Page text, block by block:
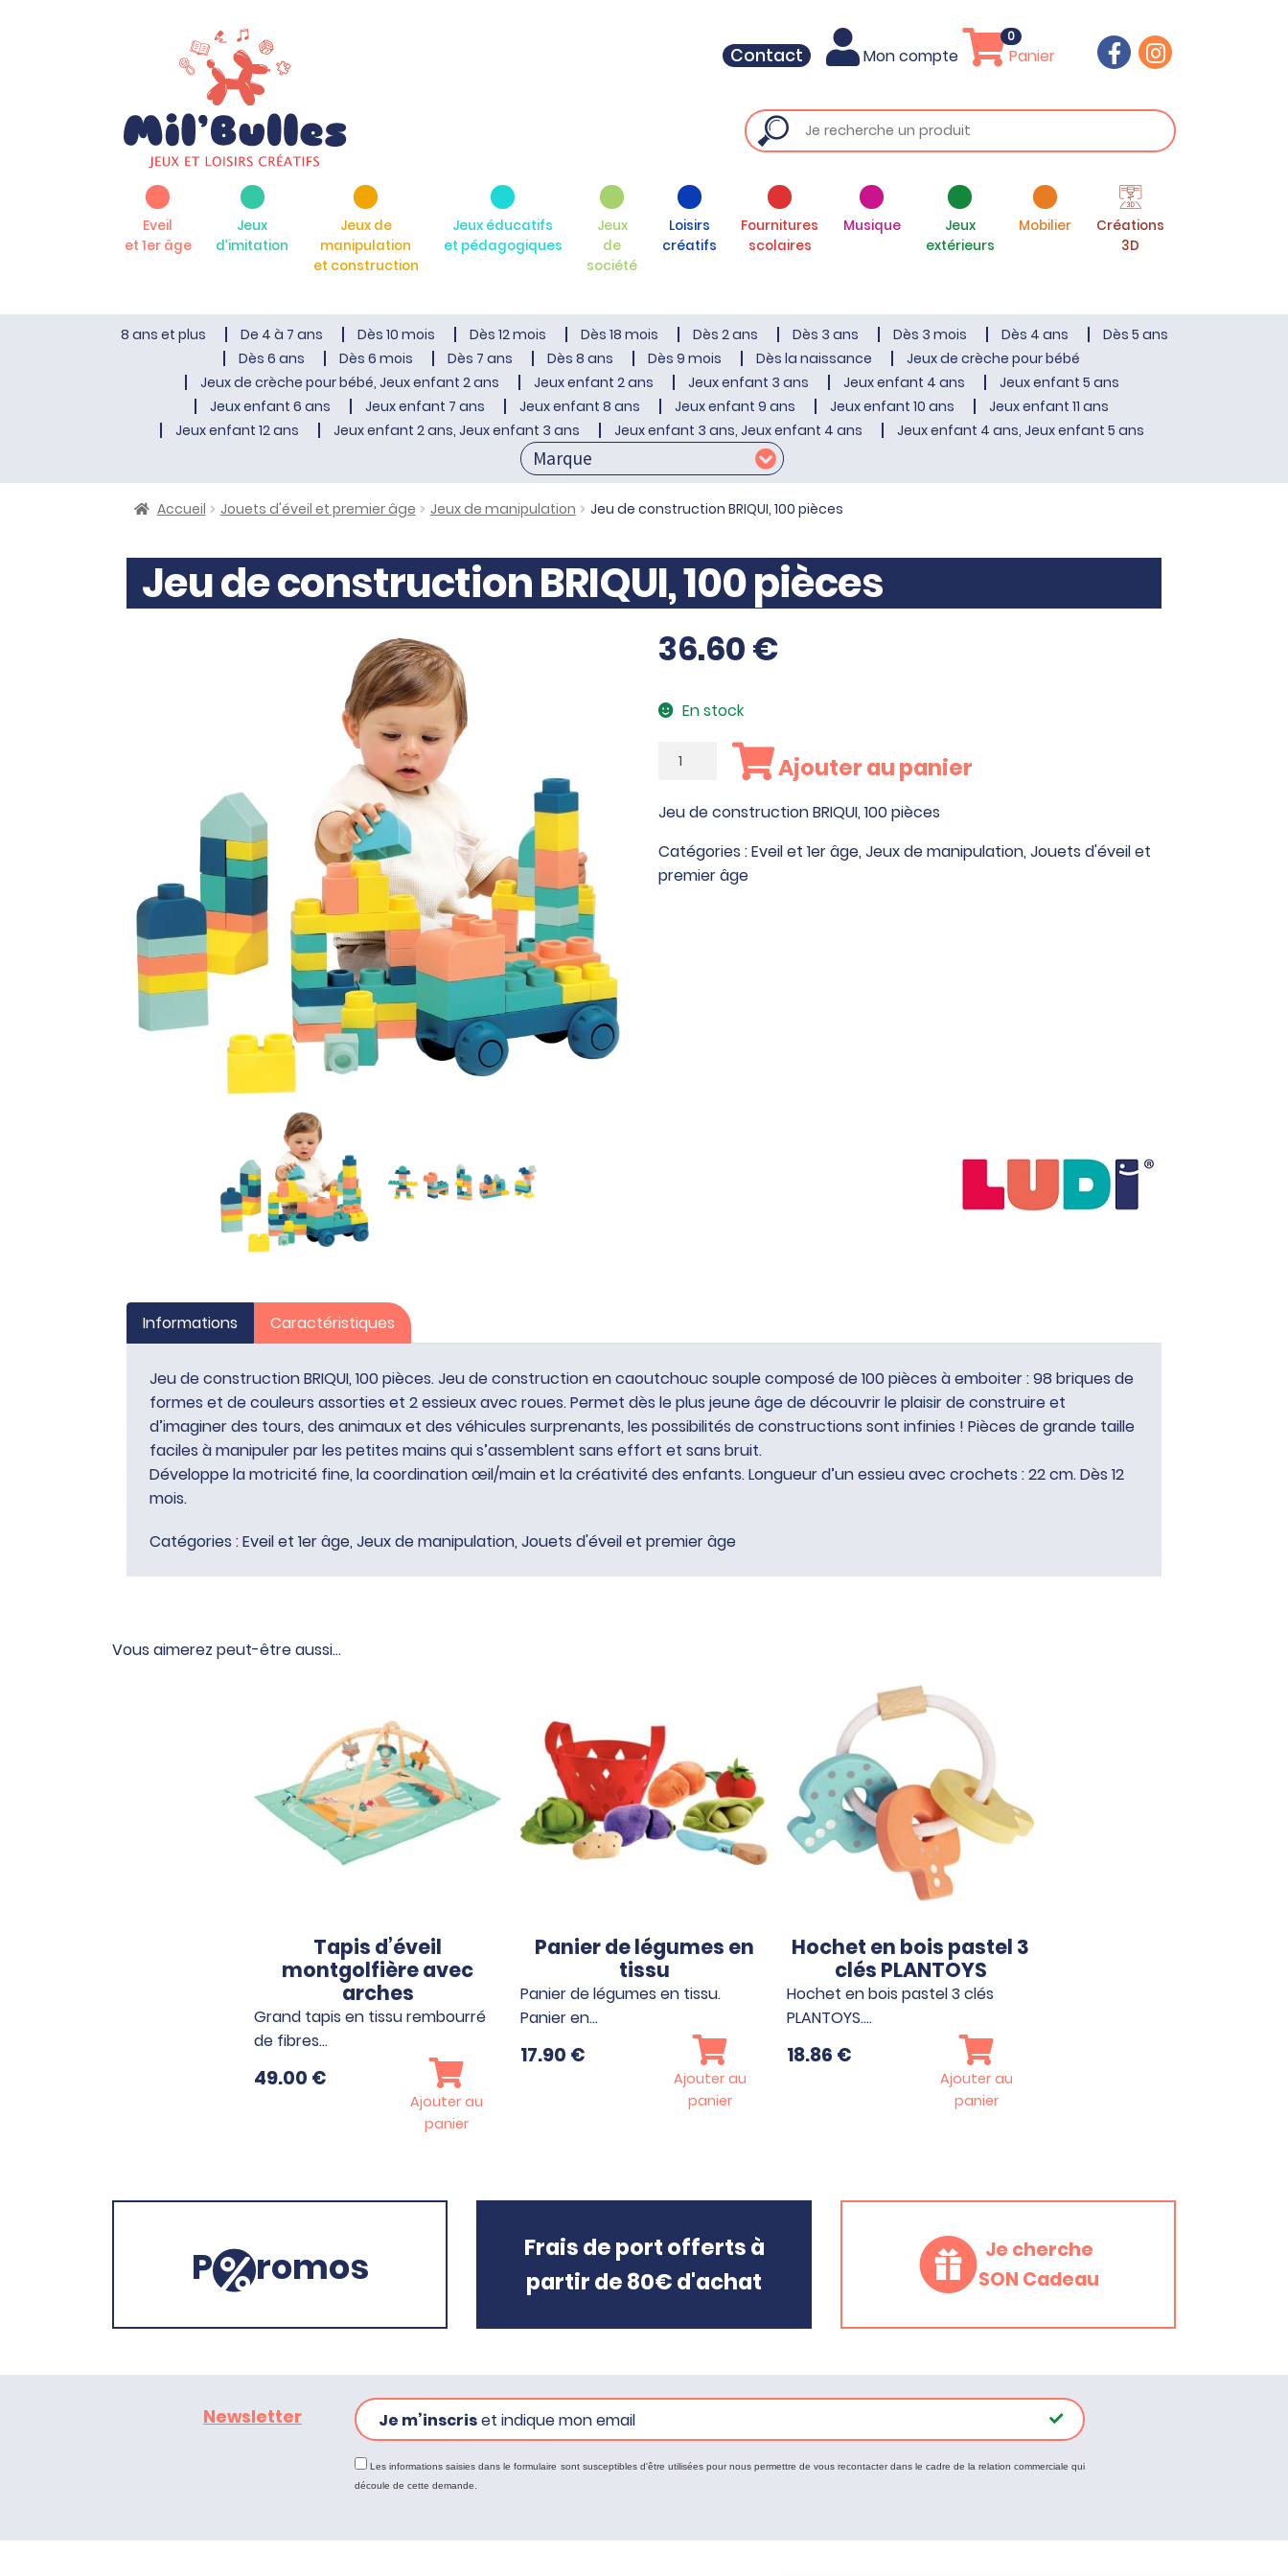
Contact Mon compte Panier
0
Eveil
et 1er âge
Jeux
d’imitation
Jeux de
manipulation
et construction
Jeux éducatifs
et pédagogiques
Jeux
de
société
Loisirs
créatifs
Fournitures
scolaires
Musique
Jeux
extérieurs
Mobilier
Créations
3D
8 ans et plus De 4 à 7 ans Dès 10 mois Dès 12 mois Dès 18 mois Dès 2 ans Dès 3 ans Dès 3 mois Dès 4 ans
Dès 5 ans
Dès 6 ans
Dès 6 mois Dès 7 ans Dès 8 ans Dès 9 mois Dès la naissance
Jeux de crèche pour bébé
Jeux de crèche pour bébé, Jeux enfant 2 ans
Jeux enfant 2 ans Jeux enfant 3 ans Jeux enfant 4 ans
Jeux enfant 5 ans
Jeux enfant 6 ans
Jeux enfant 7 ans Jeux enfant 8 ans Jeux enfant 9 ans Jeux enfant 10 ans
Jeux enfant 11 ans
Jeux enfant 12 ans
Jeux enfant 2 ans, Jeux enfant 3 ans Jeux enfant 3 ans, Jeux enfant 4 ans Jeux enfant 4 ans, Jeux enfant 5 ans
Accueil Jouets d'éveil et premier âge Jeux de manipulation Jeu de construction BRIQUI, 100 pièces
Jeu de construction BRIQUI, 100 pièces
36.60€
En stock
quantité
de
construction
BRIQUI,
Ajouter au panier
Jeu de construction BRIQUI, 100 pièces
Catégories :Eveil et 1er âge, Jeux de manipulation, Jouets d'éveil et
premier âge
Informations Caractéristiques
Jeu de construction BRIQUI, 100 pièces. Jeu de construction en caoutchouc souple composé de 100 pièces à emboiter : 98 briques de
formes et de couleurs assorties et 2 essieux avec roues. Permet dès le plus jeune âge de découvrir le plaisir de construire et
d’imaginer des tours, des animaux et des véhicules surprenants, les possibilités de constructions sont infinies ! Pièces de grande taille
faciles à manipuler par les petites mains qui s’assemblent sans effort et sans bruit.
Développe la motricité fine, la coordination œil/main et la créativité des enfants. Longueur d’un essieu avec crochets : 22 cm. Dès 12
mois.
Catégories :Eveil et 1er âge, Jeux de manipulation, Jouets d'éveil et premier âge
Vous aimerez peut-être aussi…
Tapis d’éveil
montgolfière avec
arches
Grand tapis en tissu rembourré
de fibres…
49.00 €
Ajouter au
panier
Panier de légumes en
tissu
Panier de légumes en tissu.
Panier en…
17.90 €
Ajouter au
panier
Hochet en bois pastel 3
clés PLANTOYS
Hochet en bois pastel 3 clés
PLANTOYS.…
18.86 €
Ajouter au
panier
P romos
Frais de port offerts à
partir de 80€ d'achat
Je cherche
SON Cadeau
Newsletter Je m’inscriset indique mon email
Les informations saisies dans le formulaire sont susceptibles d'être utilisées pour nous permettre de vous recontacter dans le cadre de la relation commerciale qui
découle de cette demande.